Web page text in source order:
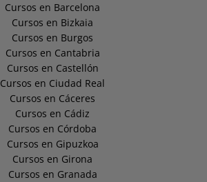
Cursos en Barcelona
Cursos en Bizkaia
Cursos en Burgos
Cursos en Cantabria
Cursos en Castellón
Cursos en Ciudad Real
Cursos en Cáceres
Cursos en Cádiz
Cursos en Córdoba
Cursos en Gipuzkoa
Cursos en Girona
Cursos en Granada